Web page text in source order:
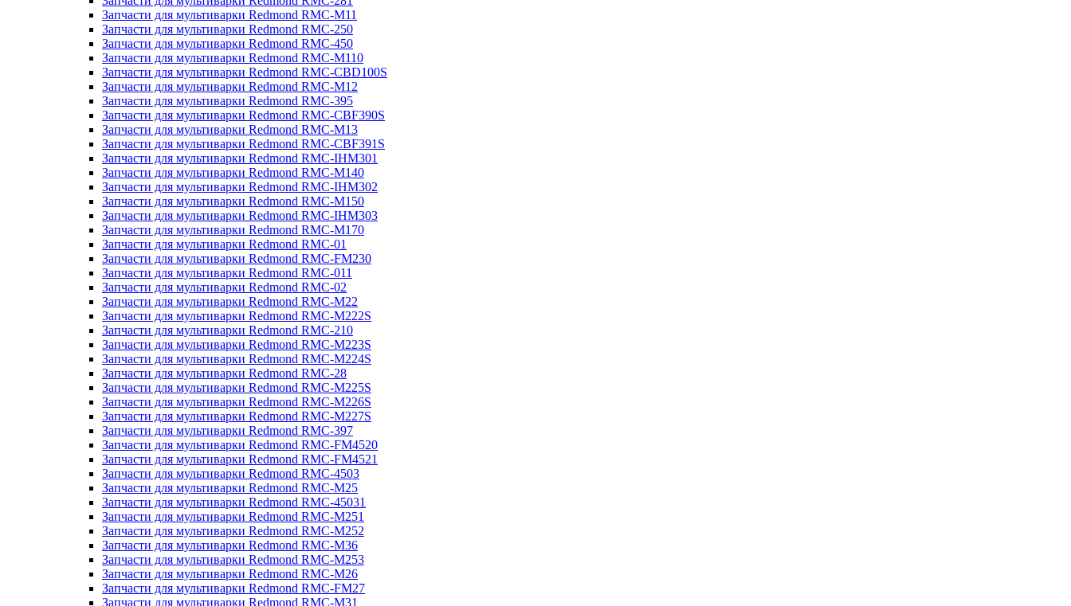
Запчасти для мультиварки Redmond RMC-M11
Запчасти для мультиварки Redmond RMC-250
Запчасти для мультиварки Redmond RMC-450
Запчасти для мультиварки Redmond RMC-M110
Запчасти для мультиварки Redmond RMC-CBD100S
Запчасти для мультиварки Redmond RMC-M12
Запчасти для мультиварки Redmond RMC-395
Запчасти для мультиварки Redmond RMC-CBF390S
Запчасти для мультиварки Redmond RMC-M13
Запчасти для мультиварки Redmond RMC-CBF391S
Запчасти для мультиварки Redmond RMC-IHM301
Запчасти для мультиварки Redmond RMC-M140
Запчасти для мультиварки Redmond RMC-IHM302
Запчасти для мультиварки Redmond RMC-M150
Запчасти для мультиварки Redmond RMC-IHM303
Запчасти для мультиварки Redmond RMC-M170
Запчасти для мультиварки Redmond RMC-01
Запчасти для мультиварки Redmond RMC-FM230
Запчасти для мультиварки Redmond RMC-011
Запчасти для мультиварки Redmond RMC-02
Запчасти для мультиварки Redmond RMC-M22
Запчасти для мультиварки Redmond RMC-M222S
Запчасти для мультиварки Redmond RMC-210
Запчасти для мультиварки Redmond RMC-M223S
Запчасти для мультиварки Redmond RMC-M224S
Запчасти для мультиварки Redmond RMC-28
Запчасти для мультиварки Redmond RMC-M225S
Запчасти для мультиварки Redmond RMC-M226S
Запчасти для мультиварки Redmond RMC-M227S
Запчасти для мультиварки Redmond RMC-397
Запчасти для мультиварки Redmond RMC-FM4520
Запчасти для мультиварки Redmond RMC-FM4521
Запчасти для мультиварки Redmond RMC-4503
Запчасти для мультиварки Redmond RMC-M25
Запчасти для мультиварки Redmond RMC-45031
Запчасти для мультиварки Redmond RMC-M251
Запчасти для мультиварки Redmond RMC-M252
Запчасти для мультиварки Redmond RMC-M36
Запчасти для мультиварки Redmond RMC-M253
Запчасти для мультиварки Redmond RMC-M26
Запчасти для мультиварки Redmond RMC-FM27
Запчасти для мультиварки Redmond RMC-M31